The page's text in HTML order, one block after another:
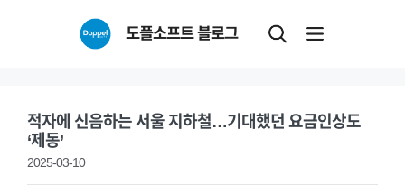
도플소프트 블로그
적자에 신음하는 서울 지하철…기대했던 요금인상도
‘제동’
2025-03-10